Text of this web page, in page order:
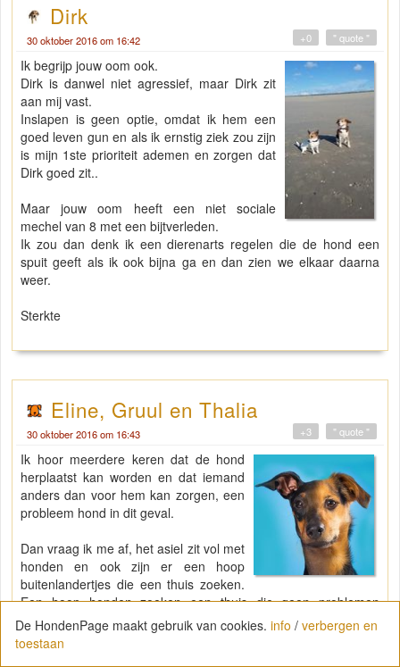
Dirk
30 oktober 2016 om 16:42 " quote "
+0
Ik begrijp jouw oom ook.
Dirk is danwel niet agressief, maar Dirk zit
aan mij vast.
Inslapen is geen optie, omdat ik hem een
goed leven gun en als ik ernstig ziek zou zijn
is mijn 1ste prioriteit ademen en zorgen dat
Dirk goed zit..
Maar jouw oom heeft een niet sociale
mechel van 8 met een bijtverleden.
Ik zou dan denk ik een dierenarts regelen die de hond een
spuit geeft als ik ook bijna ga en dan zien we elkaar daarna
weer.
Sterkte
Eline, Gruul en Thalia
30 oktober 2016 om 16:43 " quote "
+3
Ik hoor meerdere keren dat de hond
herplaatst kan worden en dat iemand
anders dan voor hem kan zorgen, een
probleem hond in dit geval.
Dan vraag ik me af, het asiel zit vol met
honden en ook zijn er een hoop
buitenlandertjes die een thuis zoeken.
Een hoop honden zoeken een thuis die geen problemen
hebben en waarbij je niet bang hoeft te zijn voor bijtincidenten.
De HondenPage maakt gebruik van cookies. info / verbergen en
toestaan